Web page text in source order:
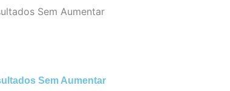
Sem Aumentar
Sem Aumentar